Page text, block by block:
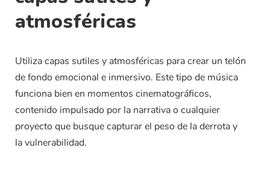
atmosféricas
Utiliza capas sutiles y atmosféricas para crear un telón
de fondo emocional e inmersivo. Este tipo de música
funciona bien en momentos cinematográficos,
contenido impulsado por la narrativa o cualquier
proyecto que busque capturar el peso de la derrota y
la vulnerabilidad.